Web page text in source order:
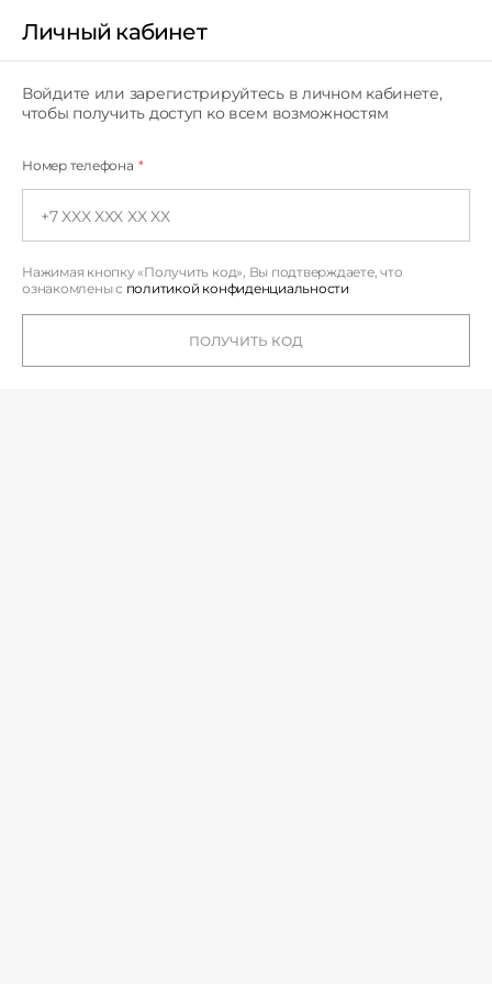
Личный кабинет
Личный кабинет
Войдите или зарегистрируйтесь в личном кабинете,
чтобы получить доступ ко всем возможностям
Номер телефона *
Нажимая кнопку «Получить код», Вы подтверждаете,что
ознакомлены с политикой конфиденциальности
ПОЛУЧИТЬ КОД